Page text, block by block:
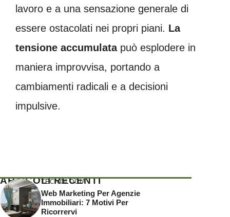
lavoro e a una sensazione generale di
essere ostacolati nei propri piani. La
tensione accumulatapuò esplodere in
maniera improvvisa, portando a
cambiamenti radicali e a decisioni
impulsive.
ARTICOLI RECENTI
TECNOLOGIA
Web Marketing Per Agenzie
Immobiliari: 7 Motivi Per
Ricorrervi